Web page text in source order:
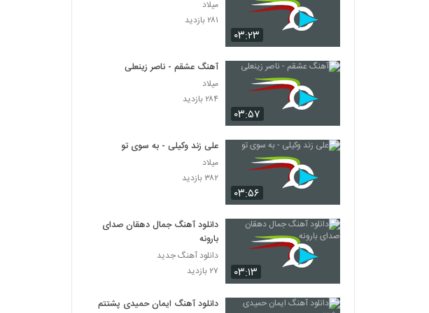
۰۳:۲۳
میلاد
۲۸۱ بازدید
۰۳:۵۷
آهنگ عشقم - ناصر زینعلی
میلاد
۲۸۴ بازدید
۰۳:۵۶
علی زند وکیلی - به سوی تو
میلاد
۳۸۲ بازدید
۰۳:۱۳
دانلود آهنگ جمال دهقان صدای
بارونه
دانلود آهنگ جدید
۲۷ بازدید
دانلود آهنگ ایمان حمیدی پشتتم